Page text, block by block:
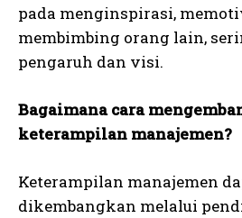
pada menginspirasi,
membimbing orang lain,
pengaruh dan visi.
Bagaimana cara
keterampilan manajemen?
Keterampilan manajemen
dikembangkan melalui